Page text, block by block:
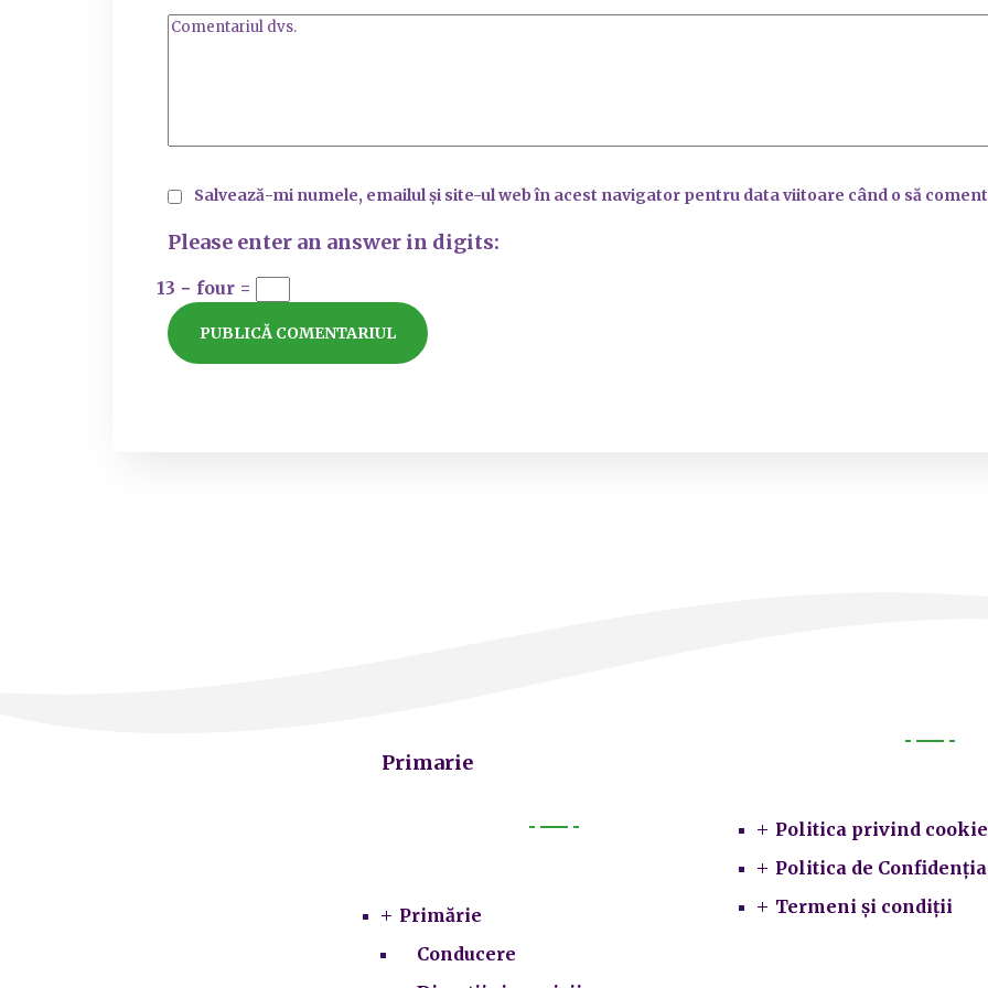
Salvează-mi numele, emailul și site-ul web în acest navigator pentru data viitoare când o să
Please enter an answer in digits:
13 − four =
Primarie
Primărie
Conducere
Politica privind
Politica de
Termeni și condiții